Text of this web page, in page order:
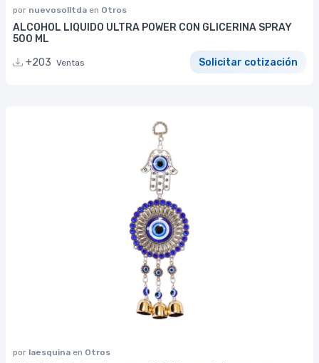
por nuevosolltda en Otros
ALCOHOL LIQUIDO ULTRA POWER CON GLICERINA SPRAY
500 ML
+203 Ventas Solicitar cotización
por laesquina en Otros